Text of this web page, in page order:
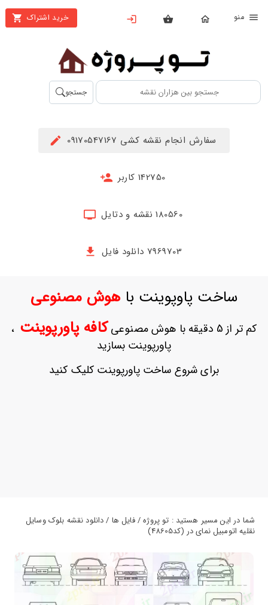
خرید اشتراک
بستن
محصولات
تهیه
اشتراک
حساب
ثبت
بازیابی
جستجو
سفارش انجام نقشه کشی 09170547167
142750 کاربر
180560 نقشه و دتایل
7969703 دانلود فایل
ساخت پاوپوینت باهوش مصنوعی
کم تر از 5 دقیقه با هوش مصنوعی کافه پاورپوینت ،
پاورپوینت بسازید
برای شروع ساخت پاورپوینت کلیک کنید
شما در این مسیر هستید : تو پروژه / فایل ها / دانلود نقشه بلوک وسایل
نقلیه اتومبیل نمای در (کد48605)